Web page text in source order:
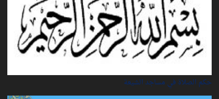
حكم الصلاة في مساجد الشيعة